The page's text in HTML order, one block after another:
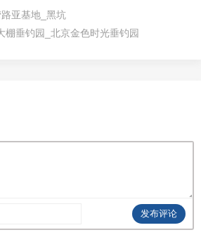
亚基地_黑坑
棚垂钓园_北京金色时光垂钓园
发布评论